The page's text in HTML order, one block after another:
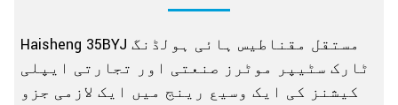
Haisheng 35BYJ مستقل مقناطیس ہائی ہولڈنگ
ٹارک سٹیپر موٹرز صنعتی اور تجارتی ایپلی
کیشنز کی ایک وسیع رینج میں ایک لازمی جزو